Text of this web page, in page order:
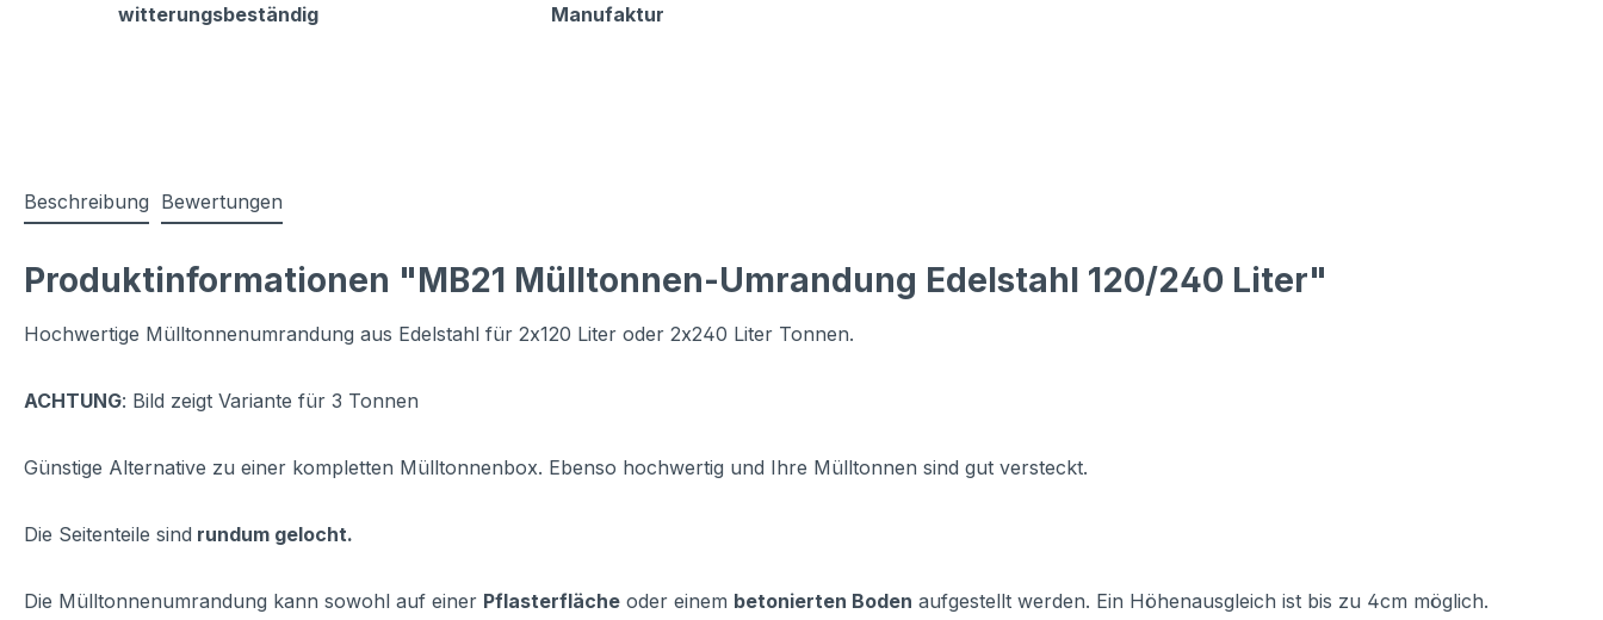
witterungsbeständig
Manufaktur
Beschreibung Bewertungen
Produktinformationen "MB21 Mülltonnen-Umrandung Edelstahl 120/240 Liter"
Hochwertige Mülltonnenumrandung aus Edelstahl für 2x120 Liter oder 2x240 Liter Tonnen.
ACHTUNG: Bild zeigt Variante für 3 Tonnen
Günstige Alternative zu einer kompletten Mülltonnenbox. Ebenso hochwertig und Ihre Mülltonnen sind gut versteckt.
Die Seitenteile sind rundum gelocht.
Die Mülltonnenumrandung kann sowohl auf einer Pflasterfläche oder einem betonierten Boden aufgestellt werden. Ein Höhenausgleich ist bis zu 4cm möglich.